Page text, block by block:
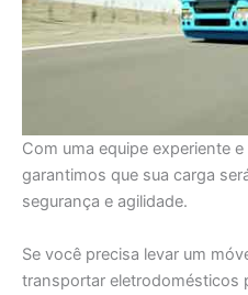
Com uma equipe experiente
garantimos que sua carga
segurança e agilidade.
Se você precisa levar um
transportar eletrodomésticos